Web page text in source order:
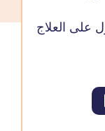
على العلاج